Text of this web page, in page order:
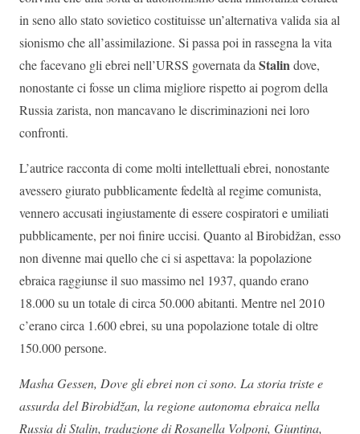
in seno allo stato sovietico costituisse un’alternativa valida sia al
sionismo che all’assimilazione. Si passa poi in rassegna la vita
che facevano gli ebrei nell’URSS governata daStalindove,
nonostante ci fosse un clima migliore rispetto ai pogrom della
Russia zarista, non mancavano le discriminazioni nei loro
confronti.
L’autrice racconta di come molti intellettuali ebrei, nonostante
avessero giurato pubblicamente fedeltà al regime comunista,
vennero accusati ingiustamente di essere cospiratori e umiliati
pubblicamente, per noi finire uccisi. Quanto al Birobidžan, esso
non divenne mai quello che ci si aspettava: la popolazione
ebraica raggiunse il suo massimo nel 1937, quando erano
18.000 su un totale di circa 50.000 abitanti. Mentre nel 2010
c’erano circa 1.600 ebrei, su una popolazione totale di oltre
150.000 persone.
Masha Gessen, Dove gli ebrei non ci sono. La storia triste e
assurda del Birobidžan, la regione autonoma ebraica nella
Russia di Stalin, traduzione di Rosanella Volponi, Giuntina,